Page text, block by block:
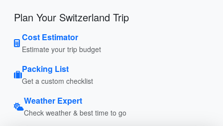
Plan Your Switzerland Trip
Cost Estimator
Estimate your trip budget
Packing List
Get a custom checklist
Weather Expert
Check weather & best time to go